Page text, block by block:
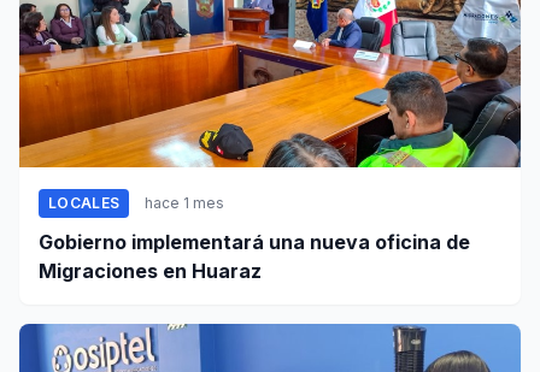
LOCALES hace 1 mes
Gobierno implementará una nueva oficina de
Migraciones en Huaraz